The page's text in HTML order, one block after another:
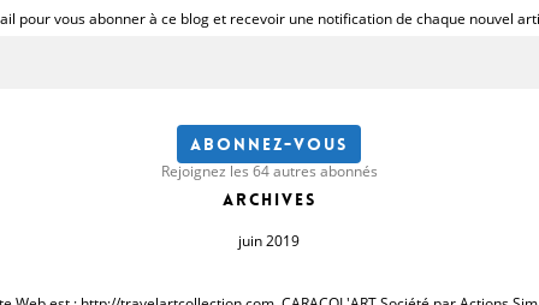
pour vous abonner à ce blog et recevoir une notification de chaque nouvel
Abonnez-vous
Rejoignez les 64 autres abonnés
Archives
juin 2019